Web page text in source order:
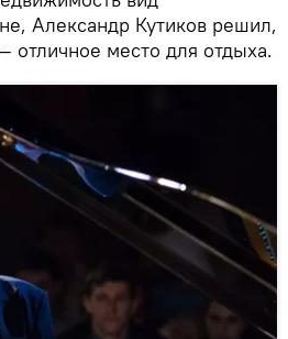
Александр Кутиков решил,
отличное место для отдыха.